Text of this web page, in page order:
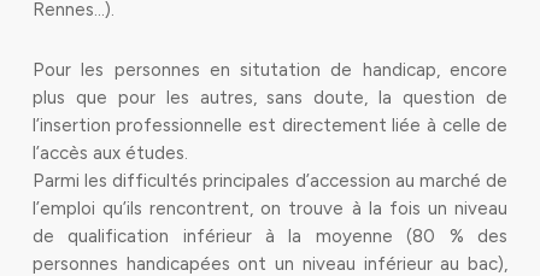
Rennes…).
Pour les personnes en situtation de handicap, encore
plus que pour les autres, sans doute, la question de
l’insertion professionnelle est directement liée à celle de
l’accès aux études.
Parmi les difficultés principales d’accession au marché de
l’emploi qu’ils rencontrent, on trouve à la fois un niveau
de qualification inférieur à la moyenne (80 % des
personnes handicapées ont un niveau inférieur au bac),